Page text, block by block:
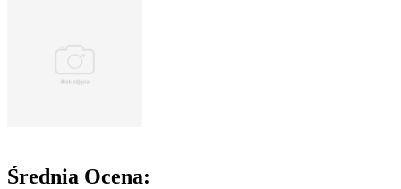
Średnia Ocena: